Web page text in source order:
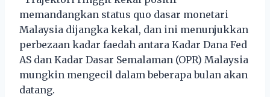
memandangkan status quo dasar monetari
Malaysia dijangka kekal, dan ini menunjukkan
perbezaan kadar faedah antara Kadar Dana Fed
AS dan Kadar Dasar Semalaman (OPR) Malaysia
mungkin mengecil dalam beberapa bulan akan
datang.